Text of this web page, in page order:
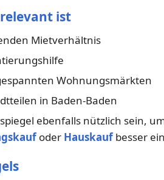
ist
Mietverhältnis
Wohnungsmärkten
in Baden-Baden
ebenfalls nützlich sein,
oder Hauskaufbesser